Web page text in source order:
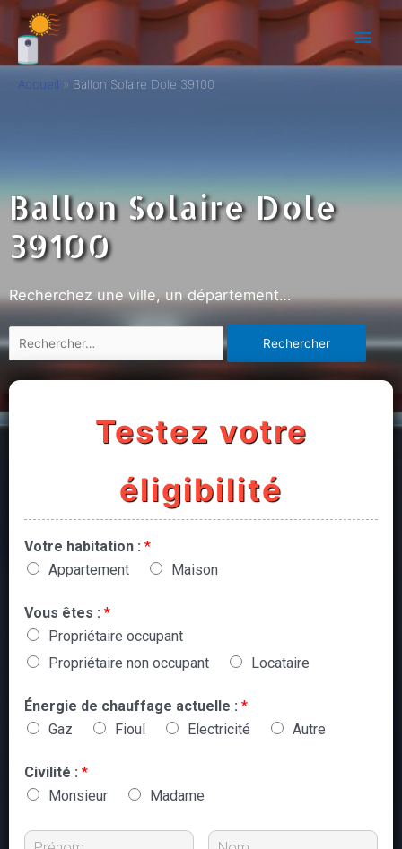
Accueil Ballon Solaire Dole 39100
Ballon Solaire Dole
39100
Recherchez une ville, un département…
Testez votre
éligibilité
Votre habitation : *
Appartement
Maison
Vous êtes : *
Propriétaire occupant
Propriétaire non occupant
Locataire
Énergie de chauffage actuelle : *
Gaz
Fioul Electricité Autre
Civilité : *
Monsieur
Madame